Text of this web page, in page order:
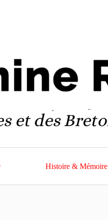
Histoire & Mémoire